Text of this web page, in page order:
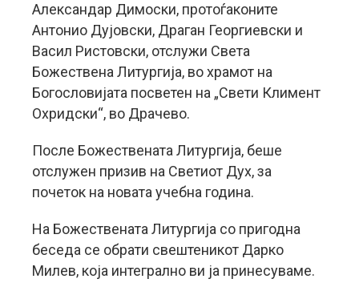
Александар Димоски, протоѓаконите
Антонио Дујовски, Драган Георгиевски и
Васил Ристовски, отслужи Света
Божествена Литургија, во храмот на
Богословијата посветен на „Свети Климент
Охридски“, во Драчево.
После Божествената Литургија, беше
отслужен призив на Светиот Дух, за
почеток на новата учебна година.
На Божествената Литургија со пригодна
беседа се обрати свештеникот Дарко
Милев, која интегрално ви ја принесуваме.